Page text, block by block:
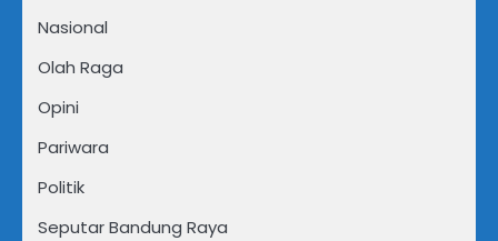
Nasional
Olah Raga
Opini
Pariwara
Politik
Seputar Bandung Raya